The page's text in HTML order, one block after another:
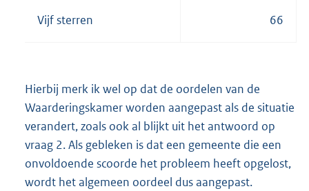
Vijf sterren 66
Hierbij merk ik wel op dat de oordelen van de
Waarderingskamer worden aangepast als de situatie
verandert, zoals ook al blijkt uit het antwoord op
vraag 2. Als gebleken is dat een gemeente die een
onvoldoende scoorde het probleem heeft opgelost,
wordt het algemeen oordeel dus aangepast.